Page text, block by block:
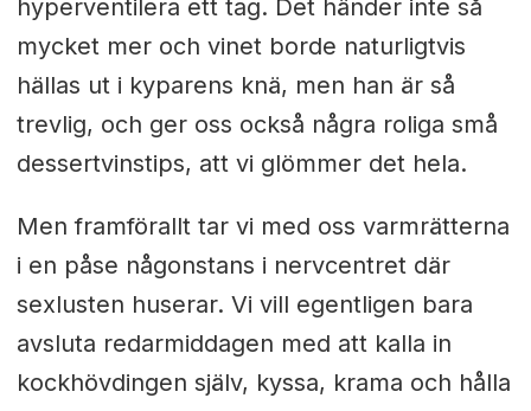
hyperventilera ett tag. Det händer inte så
mycket mer och vinet borde naturligtvis
hällas ut i kyparens knä, men han är så
trevlig, och ger oss också några roliga små
dessertvinstips, att vi glömmer det hela.
Men framförallt tar vi med oss varmrätterna
i en påse någonstans i nervcentret där
sexlusten huserar. Vi vill egentligen bara
avsluta redarmiddagen med att kalla in
kockhövdingen själv, kyssa, krama och hålla